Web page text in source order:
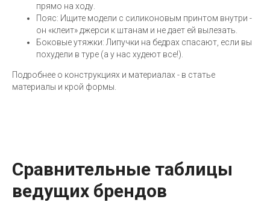
прямо на ходу.
Пояс: Ищите модели с силиконовым принтом внутри -
он «клеит» джерси к штанам и не дает ей вылезать.
Боковые утяжки: Липучки на бедрах спасают, если вы
похудели в туре (а у нас худеют все!).
Подробнее о конструкциях и материалах - в статье
материалы и крой формы.
Сравнительные таблицы
ведущих брендов